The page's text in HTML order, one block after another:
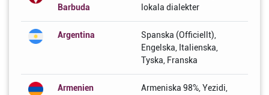
Barbuda
lokala dialekter
Argentina
Spanska (Officiellt),
Engelska, Italienska,
Tyska, Franska
Armenien
Armeniska 98%, Yezidi,